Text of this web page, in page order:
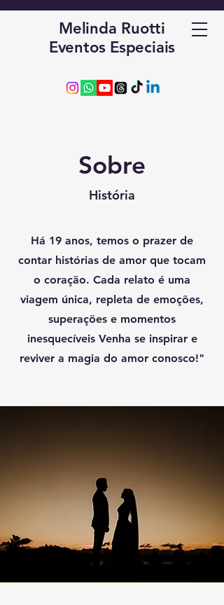
Melinda Ruotti
Eventos Especiais
Sobre
História
Há 19 anos, temos o prazer de
contar histórias de amor que tocam
o coração. Cada relato é uma
viagem única, repleta de emoções,
superações e momentos
inesquecíveis Venha se inspirar e
reviver a magia do amor conosco!"